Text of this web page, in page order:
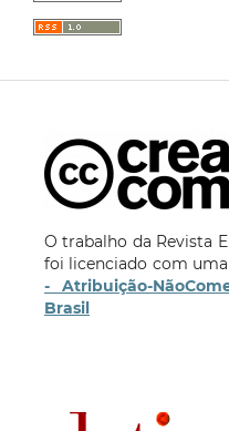
O trabalho da Revista
foi licenciado com uma
- Atribuição-
Brasil